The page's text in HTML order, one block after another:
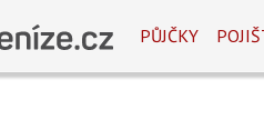
PŮJČKY